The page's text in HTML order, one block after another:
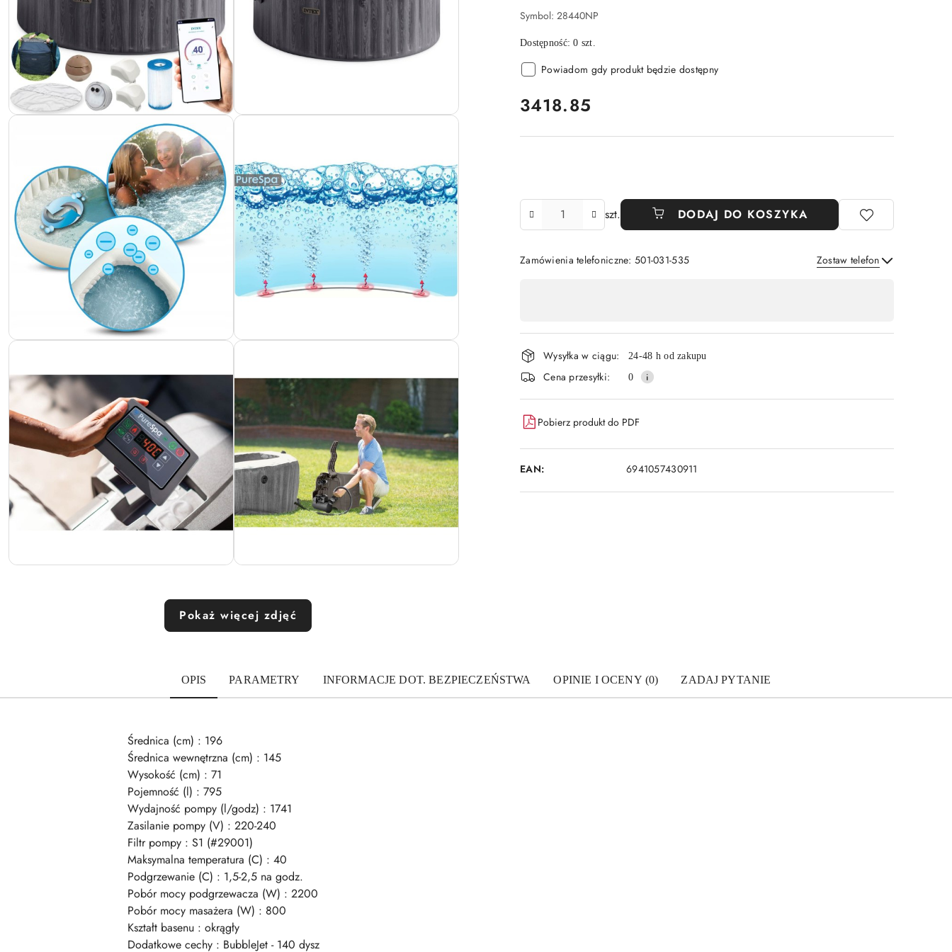
Pokaż więcej zdjęć
Symbol: 28440NP
Dostępność:0 szt.
Powiadom gdy produkt będzie dostępny
cena:
3418.85
szt. DODAJ DO KOSZYKA
Zamówienia telefoniczne: 501-031-535 Zostaw telefon
płatność
i
dostawa
Wysyłka w ciągu: 24-48 h od zakupu
Cena przesyłki: 0
Pobierz produkt do PDF
EAN: 6941057430911
OPIS PARAMETRY INFORMACJE DOT. BEZPIECZEŃSTWA OPINIE I OCENY (0) ZADAJ PYTANIE
Średnica (cm) : 196
Średnica wewnętrzna (cm) : 145
Wysokość (cm) : 71
Pojemność (l) : 795
Wydajność pompy (l/godz) : 1741
Zasilanie pompy (V) : 220-240
Filtr pompy : S1 (#29001)
Maksymalna temperatura (C) : 40
Podgrzewanie (C) : 1,5-2,5 na godz.
Pobór mocy podgrzewacza (W) : 2200
Pobór mocy masażera (W) : 800
Kształt basenu : okrągły
Dodatkowe cechy : BubbleJet - 140 dysz